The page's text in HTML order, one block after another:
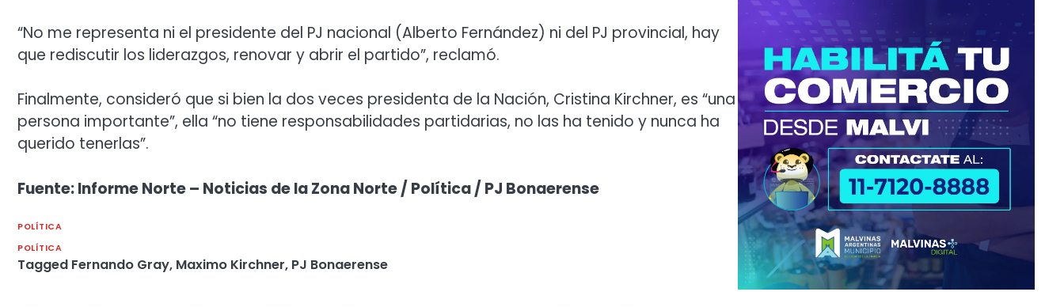
“No me representa ni el presidente del PJ nacional (Alberto Fernández) ni del PJ provincial, hay
que rediscutir los liderazgos, renovar y abrir el partido”, reclamó.
Finalmente, consideró que si bien la dos veces presidenta de la Nación, Cristina Kirchner, es “una
persona importante”, ella “no tiene responsabilidades partidarias, no las ha tenido y nunca ha
querido tenerlas”.
Fuente: Informe Norte – Noticias de la Zona Norte / Política / PJ Bonaerense
POLÍTICA
POLÍTICA
Tagged Fernando Gray, Maximo Kirchner, PJ Bonaerense